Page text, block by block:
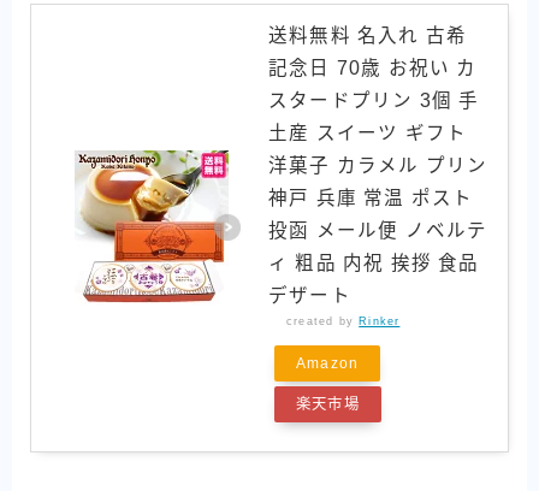
送料無料 名入れ 古希
記念日 70歳 お祝い カ
スタードプリン 3個 手
土産 スイーツ ギフト
洋菓子 カラメル プリン
神戸 兵庫 常温 ポスト
投函 メール便 ノベルテ
ィ 粗品 内祝 挨拶 食品
デザート
created by Rinker
Amazon
楽天市場